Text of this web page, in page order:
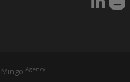
Mingo Agency